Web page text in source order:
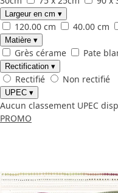
Largeur en cm ▾
120.00 cm 40.00 cm
Matière ▾
Grès cérame Pate
Rectification ▾
Rectifié Non rectifié
UPEC ▾
Aucun classement UPEC
PROMO